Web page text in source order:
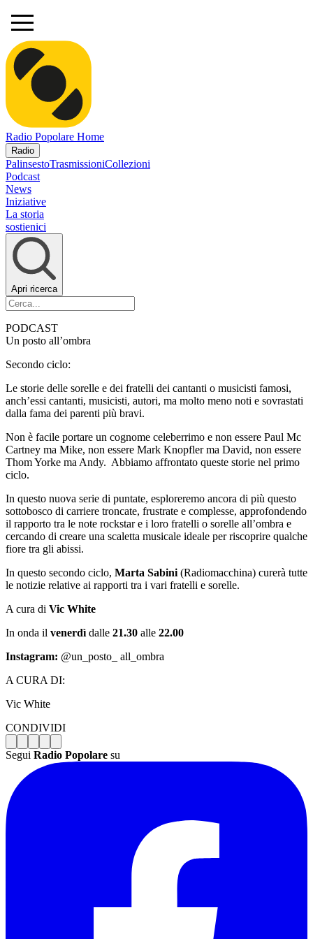
Radio Popolare Home
Radio
PalinsestoTrasmissioniCollezioni
Podcast
News
Iniziative
La storia
sostienici
Apri ricerca
PODCAST
Un posto all’ombra
Secondo ciclo:
Le storie delle sorelle e dei fratelli dei cantanti o musicisti famosi,
anch’essi cantanti, musicisti, autori, ma molto meno noti e sovrastati
dalla fama dei parenti più bravi.
Non è facile portare un cognome celeberrimo e non essere Paul Mc
Cartney ma Mike, non essere Mark Knopfler ma David, non essere
Thom Yorke ma Andy. Abbiamo affrontato queste storie nel primo
ciclo.
In questo nuova serie di puntate, esploreremo ancora di più questo
sottobosco di carriere troncate, frustrate e complesse, approfondendo
il rapporto tra le note rockstar e i loro fratelli o sorelle all’ombra e
cercando di creare una scaletta musicale ideale per riscoprire qualche
fiore tra gli abissi.
In questo secondo ciclo, Marta Sabini (Radiomacchina) curerà tutte
le notizie relative ai rapporti tra i vari fratelli e sorelle.
A cura di Vic White
In onda il venerdì dalle 21.30 alle 22.00
Instagram: @un_posto_ all_ombra
A CURA DI:
Vic White
CONDIVIDI
Segui Radio Popolare su